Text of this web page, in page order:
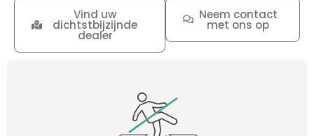
Neem contact
met ons op
Vind uw
dichtstbijzijnde
dealer